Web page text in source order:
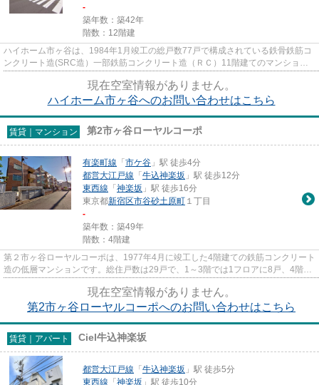
-
築年数：築42年
階数：12階建
ハイホーム市ヶ谷は、1984年1月竣工の総戸数77戸で構成されている鉄骨鉄筋コ
ンクリート造(SRC造）一部鉄筋コンクリート造（ＲＣ）11階建てのマンション
現在空室情報がありません。
ハイホーム市ヶ谷へのお問い合わせはこちら
賃貸｜マンション 第2市ヶ谷ローヤルコーポ
有楽町線 「 市ケ谷 」駅 徒歩4分
都営大江戸線 「 牛込神楽坂 」駅 徒歩12分
東西線 「 神楽坂 」駅 徒歩16分
東京都新宿区市谷砂土原町 １丁目
-
築年数：築49年
階数：4階建
第２市ヶ谷ローヤルコーポは、1977年4月に竣工した4階建ての鉄筋コンクリート
造の低層マンションです。総住戸数は29戸で、1～3階では1フロアに8戸、4階部
現在空室情報がありません。
第2市ヶ谷ローヤルコーポへのお問い合わせはこちら
賃貸｜アパート Ciel牛込神楽坂
都営大江戸線 「 牛込神楽坂 」駅 徒歩5分
東西線 「 神楽坂 」駅 徒歩10分